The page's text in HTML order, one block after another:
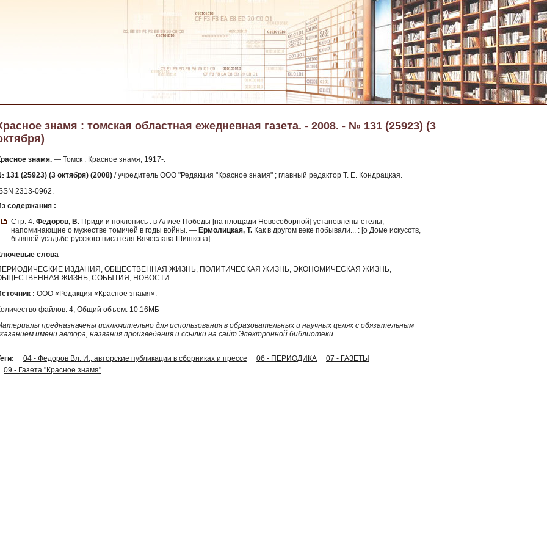
знамя : томская областная ежедневная газета. - 2008. - № 131 (25923) (3
знамя. — Томск : Красное знамя, 1917-.
131 (25923) (3 октября) (2008) / учредитель ООО "Редакция "Красное знамя" ; главный редактор Т. Е. Кондрацкая.
2313-0962.
содержания :
Стр. 4: Федоров, В. Приди и поклонись : в Аллее Победы [на площади Новособорной] установлены стелы,
напоминающие о мужестве томичей в годы войны. — Ермолицкая, Т. Как в другом веке побывали... : [о Доме искусств,
бывшей усадьбе русского писателя Вячеслава Шишкова].
слова
ИЗДАНИЯ, ОБЩЕСТВЕННАЯ ЖИЗНЬ, ПОЛИТИЧЕСКАЯ ЖИЗНЬ, ЭКОНОМИЧЕСКАЯ ЖИЗНЬ,
ЖИЗНЬ, СОБЫТИЯ, НОВОСТИ
: ООО «Редакция «Красное знамя».
файлов: 4; Общий объем: 10.16МБ
предназначены исключительно для использования в образовательных и научных целях с обязательным
имени автора, названия произведения и ссылки на сайт Электронной библиотеки.
04 - Федоров Вл. И., авторские публикации в сборниках и прессе 06 - ПЕРИОДИКА
07 - ГАЗЕТЫ
09 - Газета "Красное знамя"